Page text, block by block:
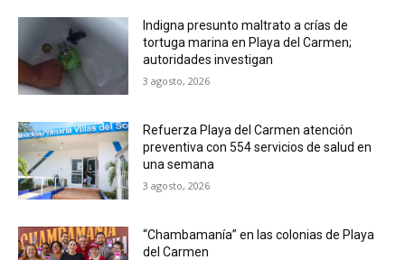
Indigna presunto maltrato a crías de
tortuga marina en Playa del Carmen;
autoridades investigan
3 agosto, 2026
Refuerza Playa del Carmen atención
preventiva con 554 servicios de salud en
una semana
3 agosto, 2026
“Chambamanía” en las colonias de Playa
del Carmen